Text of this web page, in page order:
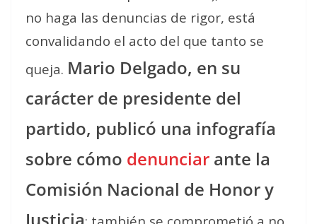
no haga las denuncias de rigor, está
convalidando el acto del que tanto se
queja. Mario Delgado, en su
carácter de presidente del
partido, publicó una infografía
sobre cómo denunciar ante la
Comisión Nacional de Honor y